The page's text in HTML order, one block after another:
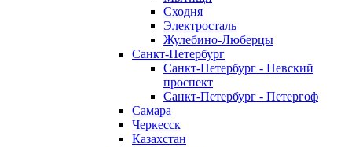
Сходня
Электросталь
Жулебино-Люберцы
Санкт-Петербург
Санкт-Петербург - Невский
проспект
Санкт-Петербург - Петергоф
Самара
Черкесск
Казахстан